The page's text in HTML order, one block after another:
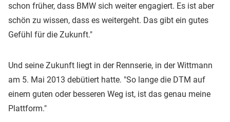
schon früher, dass BMW sich weiter engagiert. Es ist aber
schön zu wissen, dass es weitergeht. Das gibt ein gutes
Gefühl für die Zukunft."
Und seine Zukunft liegt in der Rennserie, in der Wittmann
am 5. Mai 2013 debütiert hatte. "So lange die DTM auf
einem guten oder besseren Weg ist, ist das genau meine
Plattform."